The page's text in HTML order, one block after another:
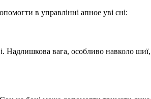
в управлінні апное уві сні:
вага, особливо навколо